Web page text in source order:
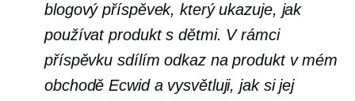
blogový příspěvek, který ukazuje, jak
používat produkt s dětmi. V rámci
příspěvku sdílím odkaz na produkt v mém
obchodě Ecwid a vysvětluji, jak si jej